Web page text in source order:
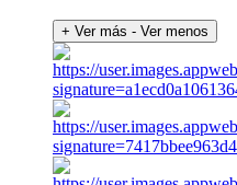
+ Ver más - Ver menos